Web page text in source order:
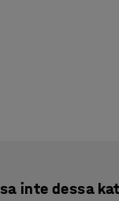
inte dessa